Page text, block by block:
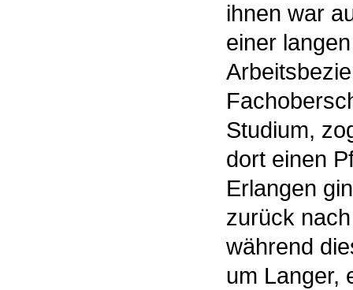
ihnen war
einer
Studium,
dort einen
Erlangen
zurück
während
um Langer,